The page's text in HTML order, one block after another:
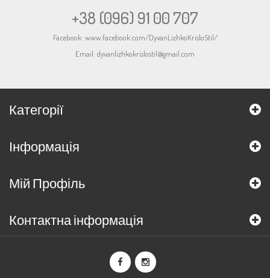
+38 (096) 91 00 707
Facebook: www.facebook.com/DyvanLizhkoKrisloStil/
Email: dyvanlizhkokrislostil@gmail.com
Категорії
Інформація
Мій Профіль
Контактна інформація